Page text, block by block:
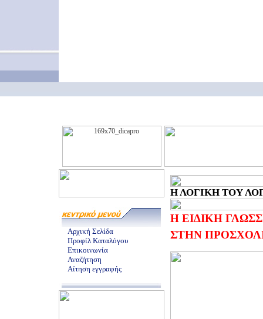
Αρχική Σελίδα
Προφίλ Καταλόγου
Επικοινωνία
Αναζήτηση
Αίτηση εγγραφής
Η ΛΟΓΙΚΗ ΤΟΥ
Η ΕΙΔΙΚΗ
ΣΤΗΝ